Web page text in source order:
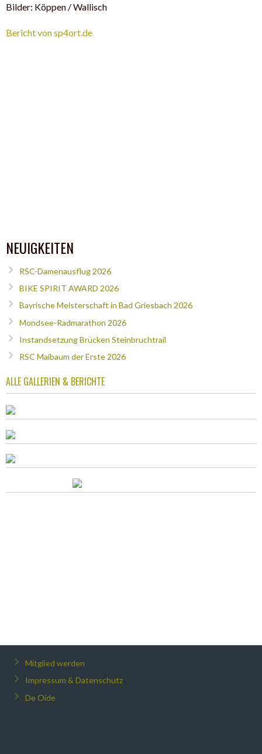
Bilder: Köppen / Wallisch
Bericht von sp4ort.de
NEUIGKEITEN
RSC-Damenausflug 2026
BIKE SPIRIT AWARD 2026
Bayrische Meisterschaft in Bad Griesbach 2026
Mondsee-Radmarathon 2026
Instandsetzung Brücken Steinbruchtrail
RSC Maibaum der Erste 2026
ALLE GALLERIEN & BERICHTE
Mitglied werden
Impressum & Datenschutz
De Oide